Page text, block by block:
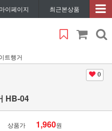
마이페이지 최근본상품
트행거
0
HB-04
상품가 1,960원